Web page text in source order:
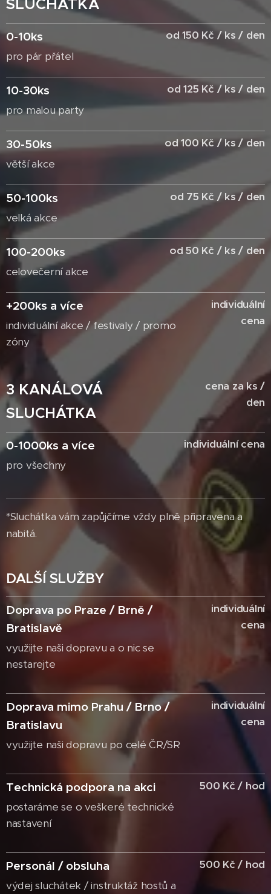
0-10ks
pro pár přátel
od 150 Kč / ks / den
10-30ks
pro malou party
od 125 Kč / ks / den
30-50ks
větší akce
od 100 Kč / ks / den
50-100ks
velká akce
od 75 Kč / ks / den
100-200ks
celovečerní akce
od 50 Kč / ks / den
+200ks a více
individuální akce / festivaly / promo
zóny
individuální
cena
3 KANÁLOVÁ
SLUCHÁTKA
cena za ks /
den
0-1000ks a více
pro všechny
individuální cena
*Sluchátka vám zapůjčíme vždy plně připravena a
nabitá.
DALŠÍ SLUŽBY
Doprava po Praze / Brně /
Bratislavě
využijte naši dopravu a o nic se
nestarejte
individuální
cena
Doprava mimo Prahu / Brno /
Bratislavu
využijte naši dopravu po celé ČR/SR
individuální
cena
Technická podpora na akci
postaráme se o veškeré technické
nastavení
500 Kč / hod
Personál / obsluha
výdej sluchátek / instruktáž hostů a
500 Kč / hod